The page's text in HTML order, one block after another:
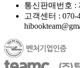
통신판매번호 :
고객센터 : 070-